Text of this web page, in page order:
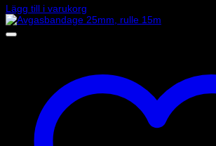
Lägg till i varukorg